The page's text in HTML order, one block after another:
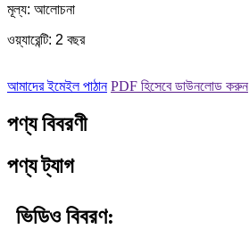
মূল্য: আলোচনা
ওয়্যারেন্টি: 2 বছর
আমাদের ইমেইল পাঠান PDF হিসেবে ডাউনলোড করুন
পণ্য বিবরণী
পণ্য ট্যাগ
ভিডিও বিবরণ: